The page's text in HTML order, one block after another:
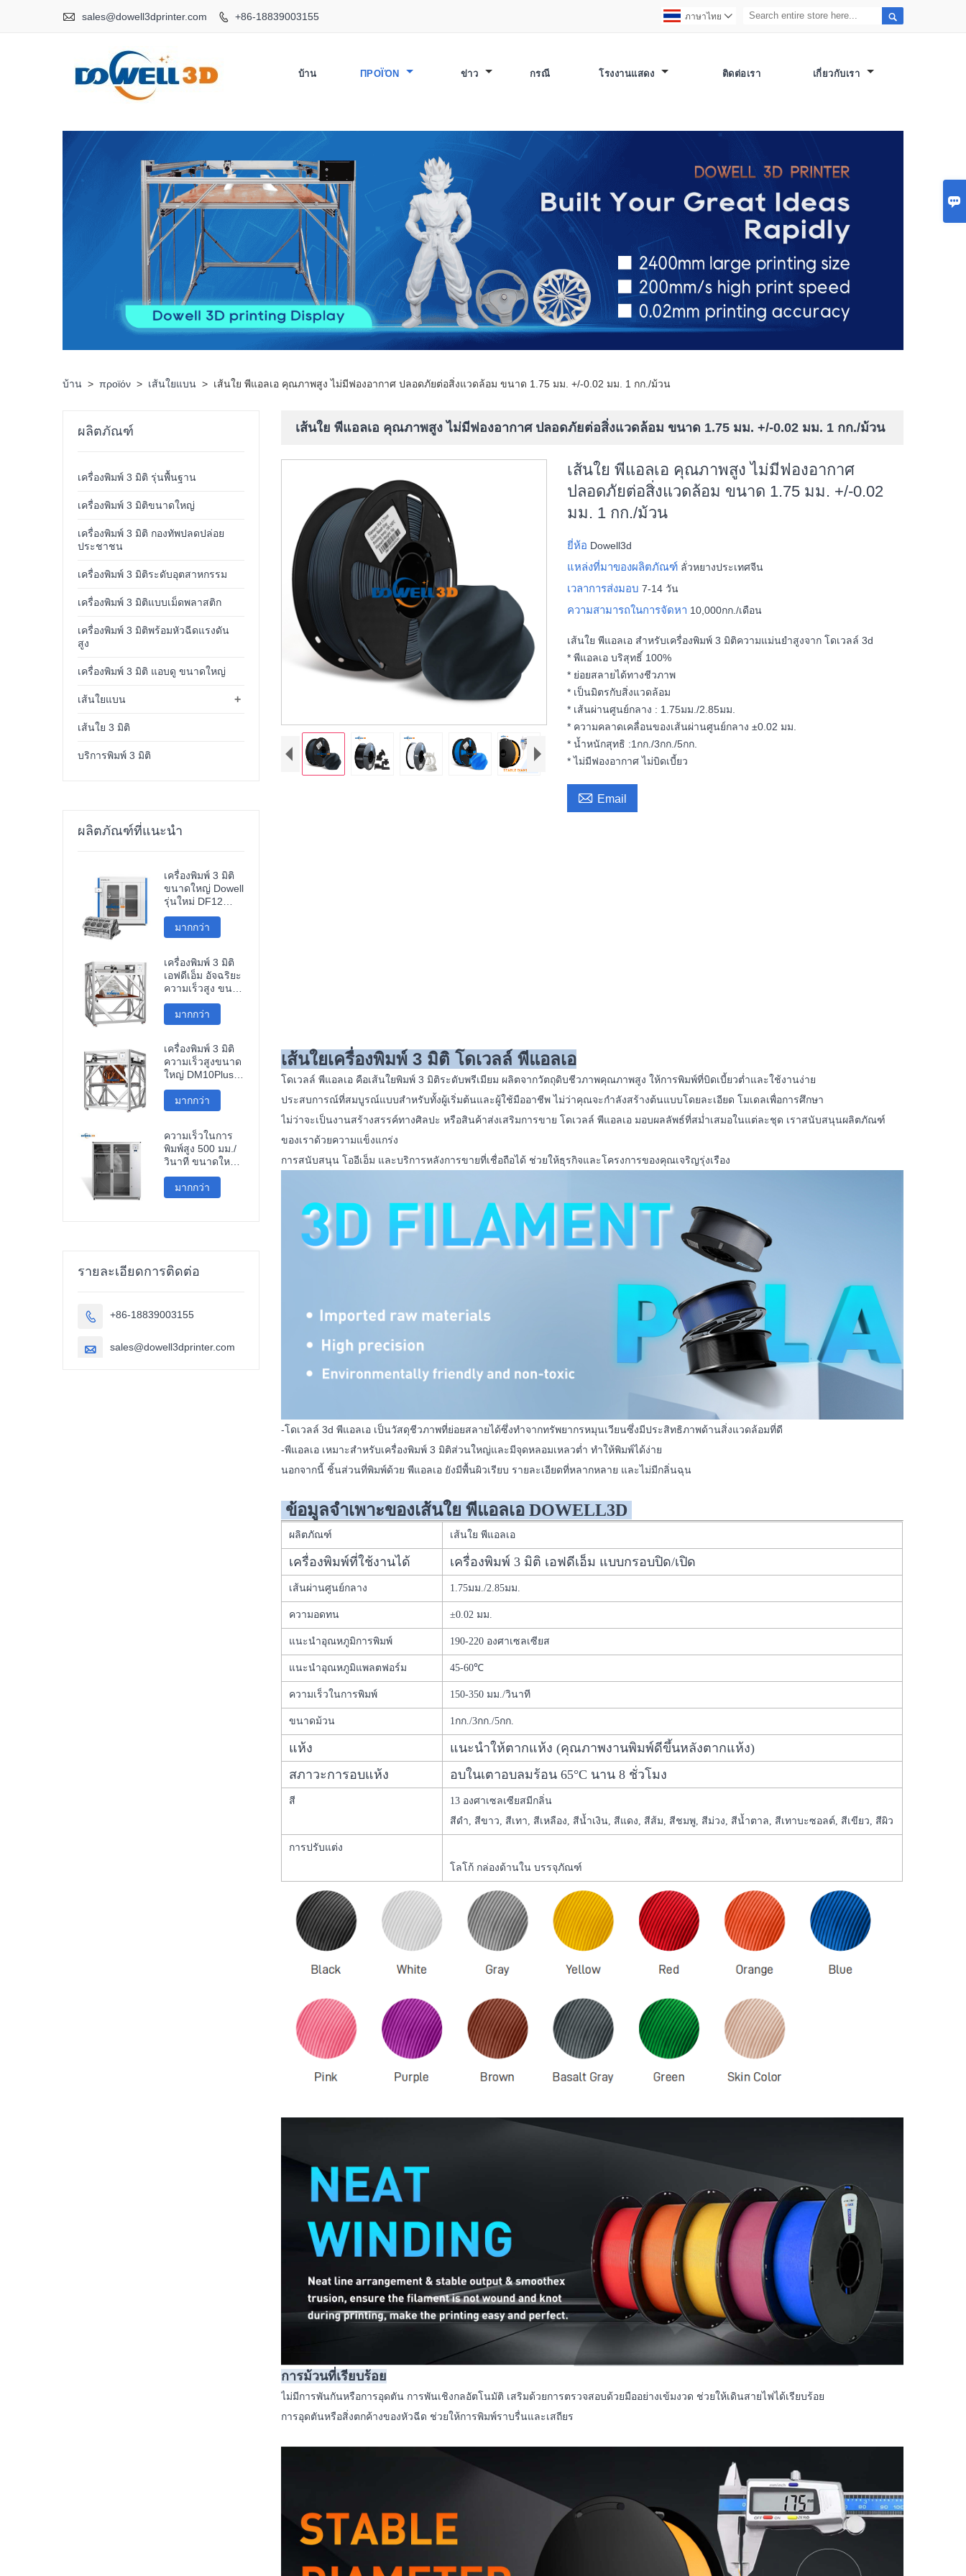

 sales@dowell3dprinter.com  +86-18839003155 
ภาษาไทย 
บ้าน ΠΡΟΪΌΝ ข่าว กรณี โรงงานแสดง ติดต่อเรา เกี่ยวกับเรา
บ้าน > προϊόν > เส้นใยแบน > เส้นใย พีแอลเอ คุณภาพสูง ไม่มีฟองอากาศ ปลอดภัยต่อสิ่งแวดล้อม ขนาด 1.75 มม. +/-0.02 มม. 1 กก./ม้วน
เส้นใย พีแอลเอ คุณภาพสูง ไม่มีฟองอากาศ ปลอดภัยต่อสิ่งแวดล้อม ขนาด 1.75 มม. +/-0.02 มม. 1 กก./ม้วน
เส้นใย พีแอลเอ คุณภาพสูง ไม่มีฟองอากาศ
ปลอดภัยต่อสิ่งแวดล้อม ขนาด 1.75 มม. +/-0.02
มม. 1 กก./ม้วน
ยี่ห้อ Dowell3d
แหล่งที่มาของผลิตภัณฑ์ ลั่วหยางประเทศจีน
เวลาการส่งมอบ7-14 วัน
ความสามารถในการจัดหา 10,000กก./เดือน
เส้นใย พีแอลเอ สำหรับเครื่องพิมพ์ 3 มิติความแม่นยำสูงจาก โดเวลล์ 3d
* พีแอลเอ บริสุทธิ์ 100%
* ย่อยสลายได้ทางชีวภาพ
* เป็นมิตรกับสิ่งแวดล้อม
* เส้นผ่านศูนย์กลาง : 1.75มม./2.85มม.
* ความคลาดเคลื่อนของเส้นผ่านศูนย์กลาง ±0.02 มม.
* น้ำหนักสุทธิ :1กก./3กก./5กก.
* ไม่มีฟองอากาศ ไม่บิดเบี้ยว
 Email
เส้นใยเครื่องพิมพ์ 3 มิติ โดเวลล์ พีแอลเอ
โดเวลล์ พีแอลเอ คือเส้นใยพิมพ์ 3 มิติระดับพรีเมียม ผลิตจากวัตถุดิบชีวภาพคุณภาพสูง ให้การพิมพ์ที่บิดเบี้ยวต่ำและใช้งานง่าย
ประสบการณ์ที่สมบูรณ์แบบสำหรับทั้งผู้เริ่มต้นและผู้ใช้มืออาชีพ ไม่ว่าคุณจะกำลังสร้างต้นแบบโดยละเอียด โมเดลเพื่อการศึกษา
ไม่ว่าจะเป็นงานสร้างสรรค์ทางศิลปะ หรือสินค้าส่งเสริมการขาย โดเวลล์ พีแอลเอ มอบผลลัพธ์ที่สม่ำเสมอในแต่ละชุด เราสนับสนุนผลิตภัณฑ์
ของเราด้วยความแข็งแกร่ง
การสนับสนุน โออีเอ็ม และบริการหลังการขายที่เชื่อถือได้ ช่วยให้ธุรกิจและโครงการของคุณเจริญรุ่งเรือง
-โดเวลล์ 3d พีแอลเอ เป็นวัสดุชีวภาพที่ย่อยสลายได้ซึ่งทำจากทรัพยากรหมุนเวียนซึ่งมีประสิทธิภาพด้านสิ่งแวดล้อมที่ดี
-พีแอลเอ เหมาะสำหรับเครื่องพิมพ์ 3 มิติส่วนใหญ่และมีจุดหลอมเหลวต่ำ ทำให้พิมพ์ได้ง่าย
นอกจากนี้ ชิ้นส่วนที่พิมพ์ด้วย พีแอลเอ ยังมีพื้นผิวเรียบ รายละเอียดที่หลากหลาย และไม่มีกลิ่นฉุน
ข้อมูลจำเพาะของเส้นใย พีแอลเอ DOWELL3D
ผลิตภัณฑ์ เส้นใย พีแอลเอ
เครื่องพิมพ์ที่ใช้งานได้ เครื่องพิมพ์ 3 มิติ เอฟดีเอ็ม แบบกรอบปิด/เปิด
เส้นผ่านศูนย์กลาง 1.75มม./2.85มม.
ความอดทน ±0.02 มม.
แนะนำอุณหภูมิการพิมพ์ 190-220 องศาเซลเซียส
แนะนำอุณหภูมิแพลตฟอร์ม 45-60℃
ความเร็วในการพิมพ์ 150-350 มม./วินาที
ขนาดม้วน 1กก./3กก./5กก.
แห้ง
แนะนำให้ตากแห้ง (คุณภาพงานพิมพ์ดีขึ้นหลังตากแห้ง)
สภาวะการอบแห้ง
อบในเตาอบลมร้อน 65°C นาน 8 ชั่วโมง
สี 13 องศาเซลเซียสมีกลิ่น
สีดำ, สีขาว, สีเทา, สีเหลือง, สีน้ำเงิน, สีแดง, สีส้ม, สีชมพู, สีม่วง, สีน้ำตาล, สีเทาบะซอลต์, สีเขียว, สีผิว
การปรับแต่ง
โลโก้ กล่องด้านใน บรรจุภัณฑ์
การม้วนที่เรียบร้อย
ไม่มีการพันกันหรือการอุดตัน การพันเชิงกลอัตโนมัติ เสริมด้วยการตรวจสอบด้วยมืออย่างเข้มงวด ช่วยให้เดินสายไฟได้เรียบร้อย
การอุดตันหรือสิ่งตกค้างของหัวฉีด ช่วยให้การพิมพ์ราบรื่นและเสถียร
ผลิตภัณฑ์
เครื่องพิมพ์ 3 มิติ รุ่นพื้นฐาน
เครื่องพิมพ์ 3 มิติขนาดใหญ่
เครื่องพิมพ์ 3 มิติ กองทัพปลดปล่อย
ประชาชน
เครื่องพิมพ์ 3 มิติระดับอุตสาหกรรม
เครื่องพิมพ์ 3 มิติแบบเม็ดพลาสติก
เครื่องพิมพ์ 3 มิติพร้อมหัวฉีดแรงดัน
สูง
เครื่องพิมพ์ 3 มิติ แอบดู ขนาดใหญ่
+
เส้นใยแบน
เส้นใย 3 มิติ
บริการพิมพ์ 3 มิติ
ผลิตภัณฑ์ที่แนะนำ
เครื่องพิมพ์ 3 มิติ
ขนาดใหญ่ Dowell
รุ่นใหม่ DF12
เครื่องพิมพ์ความ
แม่นยำสูงสำหรับ
อุตสาหกรรม
มากกว่า
เครื่องพิมพ์ 3 มิติ
เอฟดีเอ็ม อัจฉริยะ
ความเร็วสูง ขนาด
1200*1200*1200
มม. ราคาถูก เชื่อม
ต่อ ไวไฟ
เครื่องพิมพ์ 3 มิติ
ความเร็วสูง
มากกว่า
เครื่องพิมพ์ 3 มิติ
ความเร็วสูงขนาด
ใหญ่ DM10Plus
ขนาด 1000 มม.
มากกว่า
ความเร็วในการ
พิมพ์สูง 500 มม./
วินาที ขนาดใหญ่
1000 มม.
เครื่องพิมพ์ 3 มิติ
คาร์บอนไฟเบอร์
มากกว่า
รายละเอียดการติดต่อ
 +86-18839003155
 sales@dowell3dprinter.com